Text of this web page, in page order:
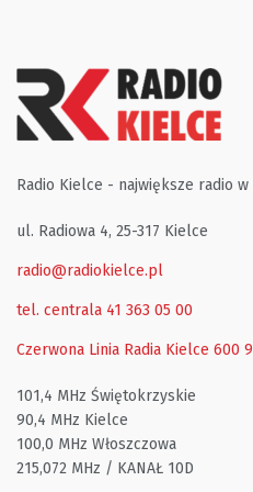
Radio Kielce - największe radio
ul. Radiowa 4, 25-317 Kielce
radio@radiokielce.pl
tel. centrala 41 363 05 00
Czerwona Linia Radia Kielce 600
101,4 MHz Świętokrzyskie
90,4 MHz Kielce
100,0 MHz Włoszczowa
215,072 MHz / KANAŁ 10D